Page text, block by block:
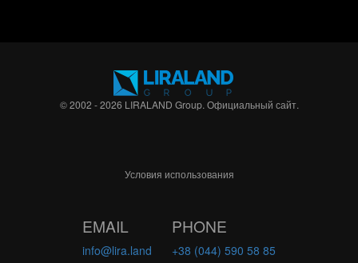
© 2002 - 2026 LIRALAND Group. Официальный сайт.
Условия использования
EMAIL
info@lira.land
PHONE
+38 (044) 590 58 85